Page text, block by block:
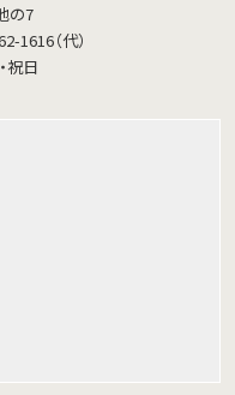
の7
1616（代）
祝日